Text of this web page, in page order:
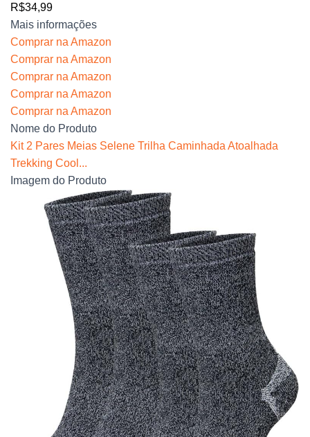
R$34,99
Mais informações
Comprar na Amazon
Comprar na Amazon
Comprar na Amazon
Comprar na Amazon
Comprar na Amazon
Nome do Produto
Kit 2 Pares Meias Selene Trilha Caminhada Atoalhada
Trekking Cool...
Imagem do Produto